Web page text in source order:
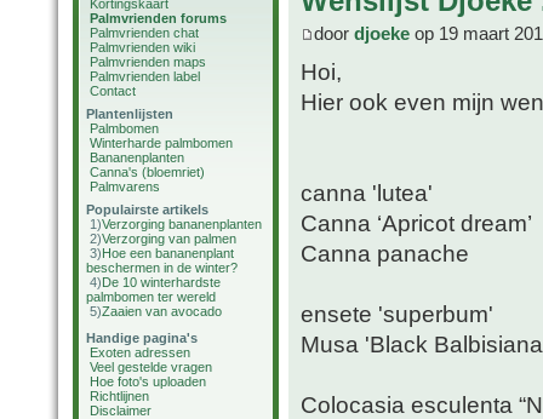
Kortingskaart
Palmvrienden forums
Palmvrienden chat
Palmvrienden wiki
Palmvrienden maps
Palmvrienden label
Contact
Plantenlijsten
Palmbomen
Winterharde palmbomen
Bananenplanten
Canna's (bloemriet)
Palmvarens
Populairste artikels
1)Verzorging bananenplanten
2)Verzorging van palmen
3)Hoe een bananenplant
beschermen in de winter?
4)De 10 winterhardste
palmbomen ter wereld
5)Zaaien van avocado
Handige pagina's
Exoten adressen
Veel gestelde vragen
Hoe foto's uploaden
Richtlijnen
Disclaimer
door djoeke op 19 maart
Hoi,
Hier ook even mijn
canna 'lutea'
Canna ‘Apricot dream’
Canna panache
ensete 'superbum'
Musa 'Black
Colocasia esculenta